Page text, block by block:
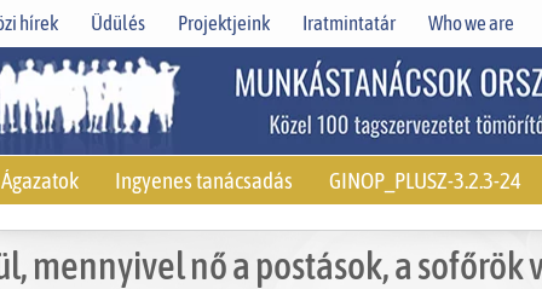
hírek Üdülés Projektjeink Iratmintatár Who we are
Ágazatok Ingyenes tanácsadás GINOP_PLUSZ-3.2.3-24
mennyivel nő a postások, a sofőrök